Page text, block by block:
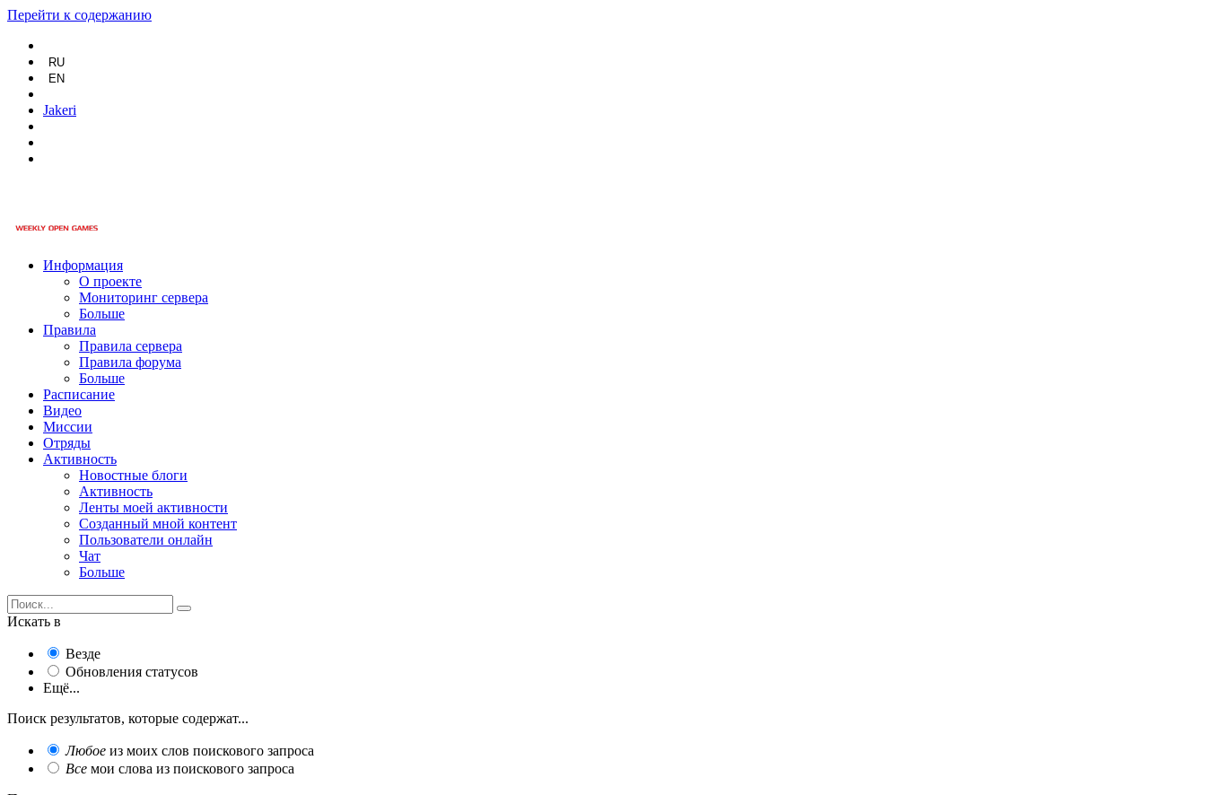
Перейти к содержанию
RU
EN
Jakeri
Информация
О проекте
Мониторинг сервера
Больше
Правила
Правила сервера
Правила форума
Больше
Расписание
Видео
Миссии
Отряды
Активность
Новостные блоги
Активность
Ленты моей активности
Созданный мной контент
Пользователи онлайн
Чат
Больше
Искать в
Везде
Обновления статусов
Ещё...
Поиск результатов, которые содержат...
Любое из моих слов поискового запроса
Все мои слова из поискового запроса